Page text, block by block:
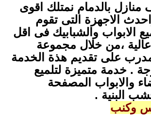
بالدمام نمتلك اقوى
الاجهزة التى تقوم
الابواب والشبابيك فى اقل
،من خلال مجموعة
على تقديم هذة الخدمة
. خدمة متميزة لتلميع
والابواب المصفحة
البنية .
وكنب